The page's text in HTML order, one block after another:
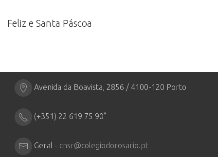
Feliz e Santa Páscoa
Avenida da Boavista, 2856 / 4100-120 Porto
(+351) 22 619 75 90*
Geral - cnsr@colegiodorosario.pt